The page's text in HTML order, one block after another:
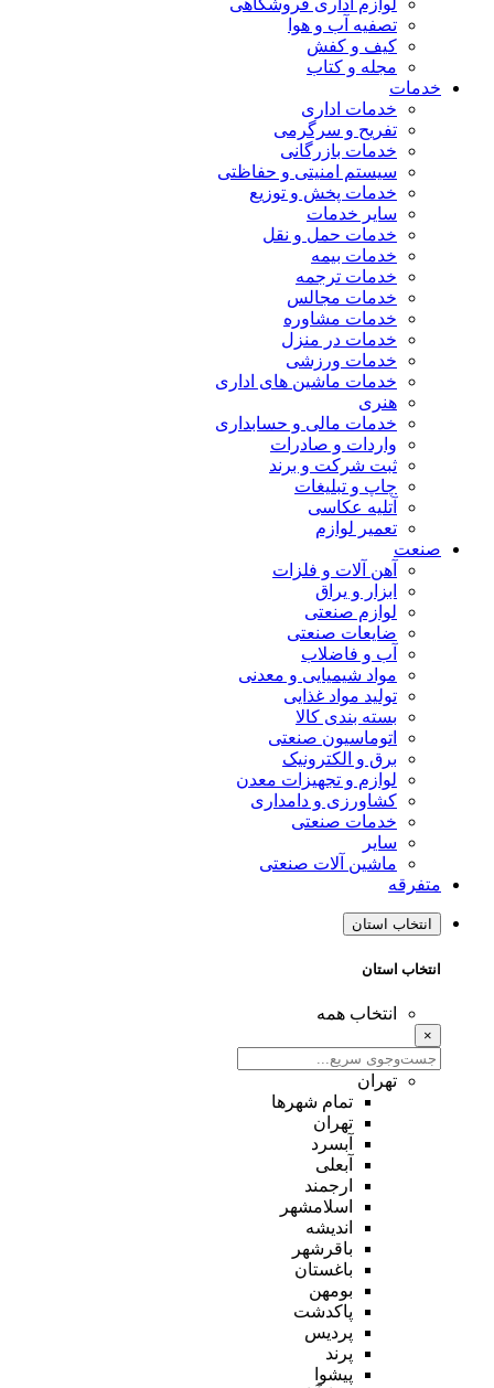
لوازم اداری فروشگاهی
تصفیه آب و هوا
کیف و کفش
مجله و کتاب
خدمات
خدمات اداری
تفریح و سرگرمی
خدمات بازرگانی
سیستم امنیتی و حفاظتی
خدمات پخش و توزیع
سایر خدمات
خدمات حمل و نقل
خدمات بیمه
خدمات ترجمه
خدمات مجالس
خدمات مشاوره
خدمات در منزل
خدمات ورزشی
خدمات ماشین های اداری
هنری
خدمات مالی و حسابداری
واردات و صادرات
ثبت شرکت و برند
چاپ و تبلیغات
آتلیه عکاسی
تعمیر لوازم
صنعت
آهن آلات و فلزات
ابزار و یراق
لوازم صنعتی
ضایعات صنعتی
آب و فاضلاب
مواد شیمیایی و معدنی
تولید مواد غذایی
بسته بندی کالا
اتوماسیون صنعتی
برق و الکترونیک
لوازم و تجهیزات معدن
کشاورزی و دامداری
خدمات صنعتی
سایر
ماشین آلات صنعتی
متفرقه
انتخاب استان
انتخاب استان
انتخاب همه
×
تهران
تمام شهر‌ها
تهران
آبسرد
آبعلی
ارجمند
اسلامشهر
اندیشه
باقرشهر
باغستان
بومهن
پاکدشت
پردیس
پرند
پیشوا